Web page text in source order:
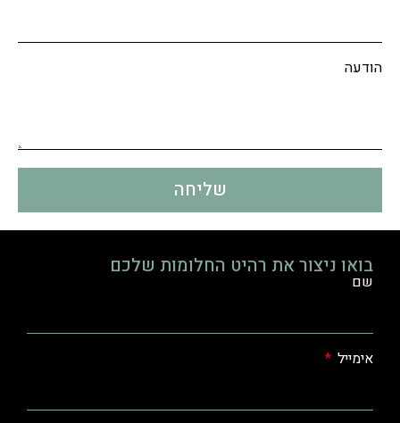
הודעה
שליחה
בואו ניצור את רהיט החלומות שלכם
שם
אימייל